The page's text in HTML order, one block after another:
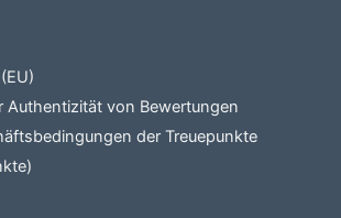
Authentizität von Bewertungen
der Treuepunkte